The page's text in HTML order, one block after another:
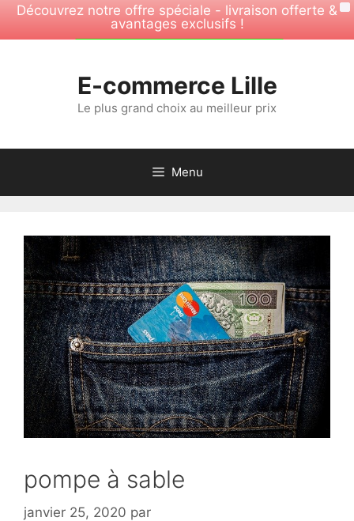
Découvrez notre offre spéciale - livraison offerte &
avantages exclusifs !
E-commerce Lille
Le plus grand choix au meilleur prix
Menu
pompe à sable
janvier 25, 2020 par